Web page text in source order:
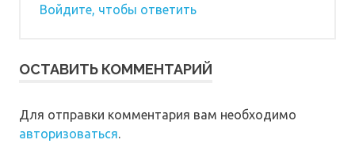
Войдите, чтобы ответить
ОСТАВИТЬ КОММЕНТАРИЙ
Для отправки комментария вам необходимо
авторизоваться.